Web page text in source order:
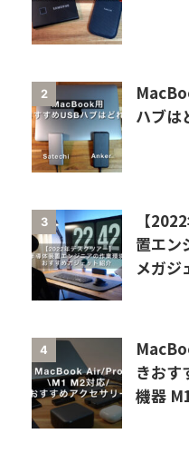
2
ハブ
3
【
置エン
メガジ
4
きおす
機器